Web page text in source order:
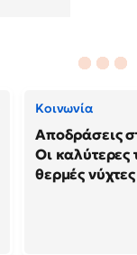
Κοινωνία
Αποδράσεις
Οι καλύτερες
θερμές